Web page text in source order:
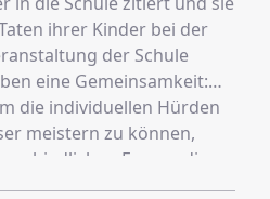
ihrer Kinder bei der
der Schule
eine Gemeinsamkeit:
die individuellen Hürden
meistern zu können,
Frauen die
Moms Club.